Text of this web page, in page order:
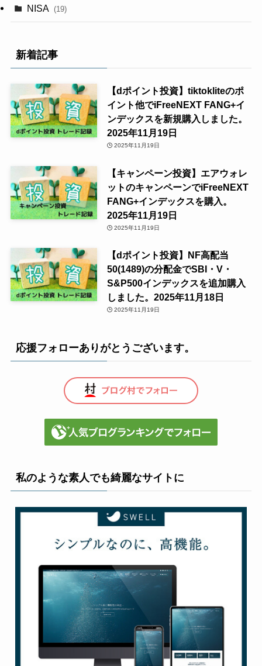
NISA (19)
新着記事
【dポイント投資】tiktokliteのポ
イント他でiFreeNEXT FANG+イ
ンデックスを新規購入しました。
2025年11月19日
2025年11月19日
【キャンペーン投資】エアウォレ
ットのキャンペーンでiFreeNEXT
FANG+インデックスを購入。
2025年11月19日
2025年11月19日
【dポイント投資】NF高配当
50(1489)の分配金でSBI・V・
S&P500インデックスを追加購入
しました。2025年11月18日
2025年11月19日
応援フォローありがとうございます。
私のような素人でも綺麗なサイトに